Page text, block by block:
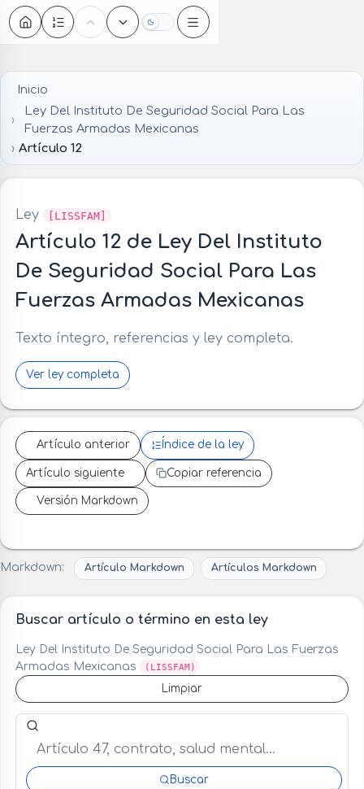
Oscuro
Inicio
Ley Del Instituto De Seguridad Social Para Las
Fuerzas Armadas Mexicanas
Artículo 12
Ley [LISSFAM]
Artículo 12 de Ley Del Instituto
De Seguridad Social Para Las
Fuerzas Armadas Mexicanas
Texto íntegro, referencias y ley completa.
Ver ley completa
Artículo anterior Índice de la ley
Artículo siguiente Copiar referencia
Versión Markdown
Markdown: Artículo Markdown Artículos Markdown
Buscar artículo o término en esta ley
Ley Del Instituto De Seguridad Social Para Las Fuerzas
Armadas Mexicanas
(LISSFAM)
Limpiar
Buscar artículo o término en esta ley
Buscar